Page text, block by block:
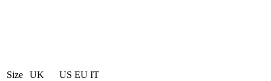
Size UK US EU ΙΤ